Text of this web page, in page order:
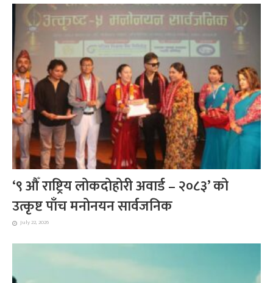
‘९ औँ राष्ट्रिय लोकदोहोरी अवार्ड – २०८३’ को
उत्कृष्ट पाँच मनोनयन सार्वजनिक
July 22, 2026